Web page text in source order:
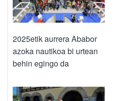
2025etik aurrera Ababor
azoka nautikoa bi urtean
behin egingo da